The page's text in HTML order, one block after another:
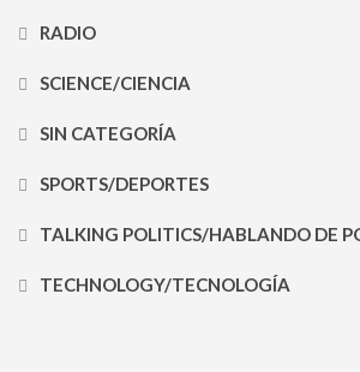
RADIO
SCIENCE/CIENCIA
SIN CATEGORÍA
SPORTS/DEPORTES
TALKING POLITICS/HABLANDO DE
TECHNOLOGY/TECNOLOGÍA